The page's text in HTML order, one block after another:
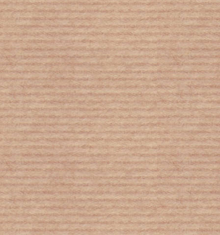
Διάστημα: Τα δέκα πιο παράξενα
φεγγάρια στο ηλιακό μας σύστημα